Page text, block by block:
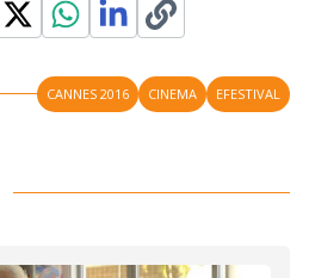
CANNES 2016 CINEMA EFESTIVAL